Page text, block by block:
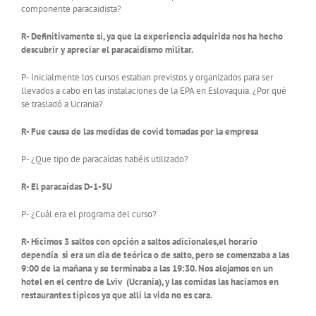
componente paracaidista?
R- Definitivamente sí, ya que la experiencia adquirida nos ha hecho
descubrir y apreciar el paracaidismo militar.
P- Inicialmente los cursos estaban previstos y organizados para ser
llevados a cabo en las instalaciones de la EPA en Eslovaquia. ¿Por qué
se trasladó a Ucrania?
R- Fue causa de las medidas de covid tomadas por la empresa
P- ¿Que tipo de paracaídas habéis utilizado?
R- El paracaídas D-1-5U
P- ¿Cuál era el programa del curso?
R- Hicimos 3 saltos con opción a saltos adicionales,el horario
dependía si era un dia de teórica o de salto, pero se comenzaba a las
9:00 de la mañana y se terminaba a las 19:30. Nos alojamos en un
hotel en el centro de Lviv (Ucrania), y las comidas las hacíamos en
restaurantes típicos ya que allí la vida no es cara.